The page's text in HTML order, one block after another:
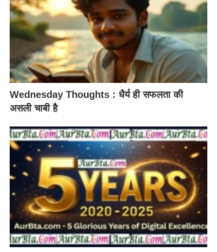
Wednesday Thoughts : धैर्य ही सफलता की
असली चाबी है